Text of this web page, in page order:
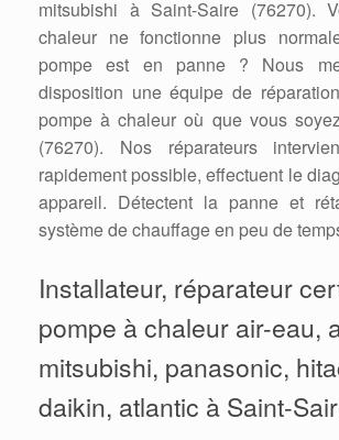
mitsubishi à Saint-Saire (76270).
chaleur ne fonctionne plus
pompe est en panne ? Nous
disposition une équipe de
pompe à chaleur où que vous
(76270). Nos réparateurs
rapidement possible, effectuent le
appareil. Détectent la panne et
système de chauffage en peu de
Installateur, réparateur
pompe à chaleur air-eau,
mitsubishi, panasonic,
daikin, atlantic à Saint-